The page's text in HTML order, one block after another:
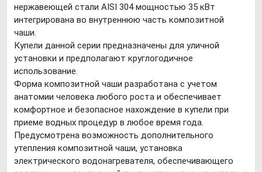
нержавеющей стали AISI 304 мощностью 35 кВт
интегрирована во внутреннюю часть композитной
чаши.
Купели данной серии предназначены для уличной
установки и предполагают круглогодичное
использование.
Форма композитной чаши разработана с учетом
анатомии человека любого роста и обеспечивает
комфортное и безопасное нахождение в купели при
приеме водных процедур в любое время года.
Предусмотрена возможность дополнительного
утепления композитной чаши, установка
электрического водонагревателя, обеспечивающего